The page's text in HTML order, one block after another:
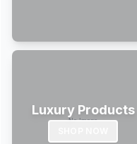
Luxury Products